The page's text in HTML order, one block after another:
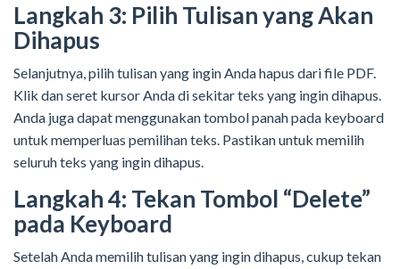
Langkah 3: Pilih Tulisan yang Akan
Dihapus
Selanjutnya, pilih tulisan yang ingin Anda hapus dari file PDF.
Klik dan seret kursor Anda di sekitar teks yang ingin dihapus.
Anda juga dapat menggunakan tombol panah pada keyboard
untuk memperluas pemilihan teks. Pastikan untuk memilih
seluruh teks yang ingin dihapus.
Langkah 4: Tekan Tombol “Delete”
pada Keyboard
Setelah Anda memilih tulisan yang ingin dihapus, cukup tekan